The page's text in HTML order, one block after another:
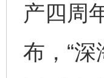
产四周
布，“